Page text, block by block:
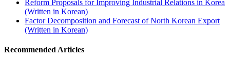
Reform Proposals for Improving Industrial Relations in Korea
(Written in Korean)
Factor Decomposition and Forecast of North Korean Export
(Written in Korean)
Recommended Articles